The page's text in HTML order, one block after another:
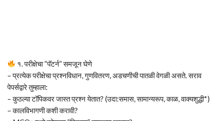
१. परीक्षेचा “पॅटर्न” समजून घेणे
– प्रत्येक परीक्षेचा प्रश्नविधान, गुणवितरण, अडचणीची पातळी वेगळी असते. सराव
पेपर्सद्वारे तुम्हाला:
– कुठल्या टॉपिकवर जास्त प्रश्न येतात? (उदा:समास, सामान्यरूप, काळ, वाक्यशुद्धी*)
– कालविभागणी कशी करावी?